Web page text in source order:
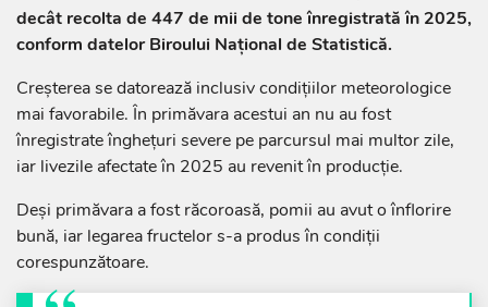
decât recolta de 447 de mii de tone înregistrată în 2025,
conform datelor Biroului Național de Statistică.
Creșterea se datorează inclusiv condițiilor meteorologice
mai favorabile. În primăvara acestui an nu au fost
înregistrate înghețuri severe pe parcursul mai multor zile,
iar livezile afectate în 2025 au revenit în producție.
Deși primăvara a fost răcoroasă, pomii au avut o înflorire
bună, iar legarea fructelor s-a produs în condiții
corespunzătoare.